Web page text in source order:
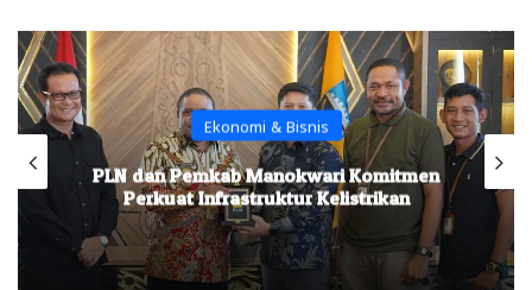
Ekonomi & Bisnis
PLN dan Pemkab Manokwari Komitmen
Perkuat Infrastruktur Kelistrikan